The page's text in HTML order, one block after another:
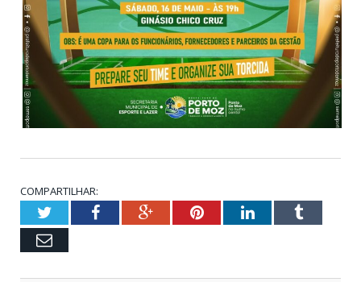
COMPARTILHAR:
TwitterFacebookGoogle+PinterestLinkedInTumblr
Email